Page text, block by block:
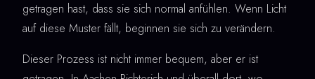
getragen hast, dass sie sich normal anfühlen. Wenn Licht
auf diese Muster fällt, beginnen sie sich zu verändern.
Dieser Prozess ist nicht immer bequem, aber er ist